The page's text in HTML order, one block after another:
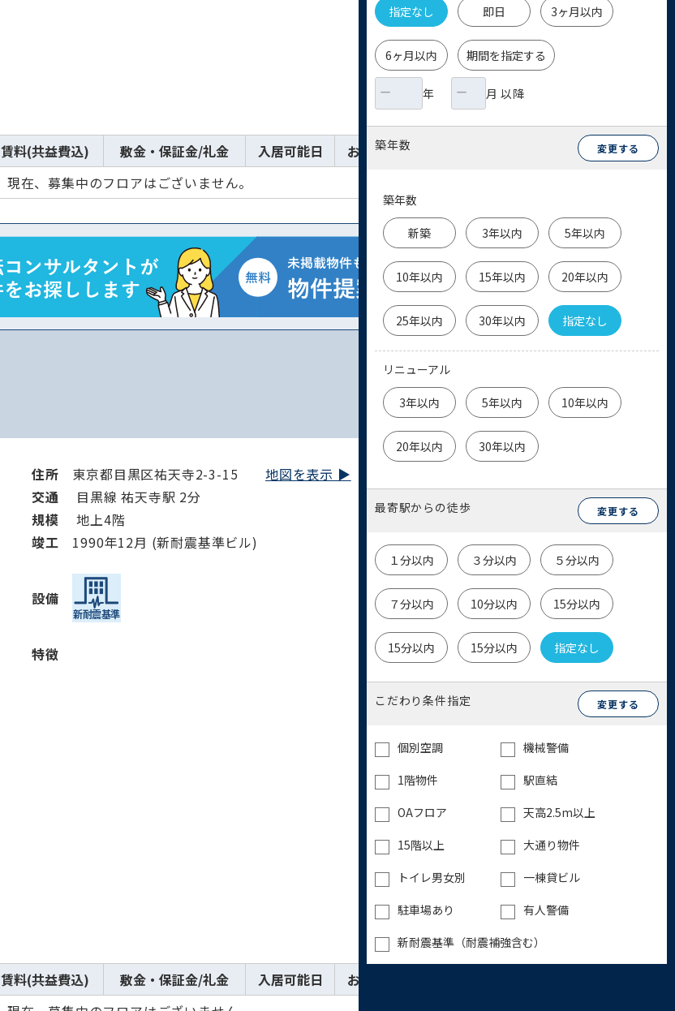
指定なし 即日 3ヶ月以内
6ヶ月以内 期間を指定する
年 月 以降
築年数 変更する
築年数
新築 3年以内 5年以内
10年以内 15年以内 20年以内
25年以内 30年以内 指定なし
リニューアル
3年以内 5年以内 10年以内
20年以内 30年以内
最寄駅からの徒歩 変更する
１分以内 ３分以内 ５分以内
７分以内 10分以内 15分以内
15分以内 15分以内 指定なし
こだわり条件指定 変更する
個別空調
機械警備
1階物件
駅直結
OAフロア
天高2.5m以上
15階以上
大通り物件
トイレ男女別
一棟貸ビル
駐車場あり
有人警備
新耐震基準（耐震補強含む）
から探す
賃料(共益費込) 敷金・保証金/礼金 入居可能日 お気に入り
お問い合わせ
現在、募集中のフロアはございません。
住所 東京都目黒区祐天寺2-3-15地図を表示 ▶︎
交通
目黒線 祐天寺駅 2分
規模
地上4階
竣⼯ 1990年12月 (新耐震基準ビル)
設備
特徴
賃料(共益費込) 敷金・保証金/礼金 入居可能日 お気に入り